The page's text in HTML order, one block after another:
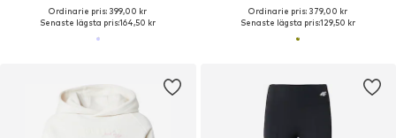
Ordinarie pris: 399,00 kr
Senaste lägsta pris:164,50 kr
Ordinarie pris: 379,00 kr
Senaste lägsta pris:129,50 kr